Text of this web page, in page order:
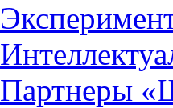
Партнеры